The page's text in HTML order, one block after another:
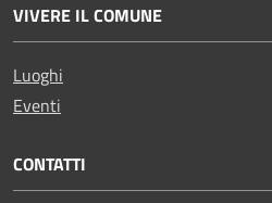
VIVERE IL COMUNE
Luoghi
Eventi
CONTATTI